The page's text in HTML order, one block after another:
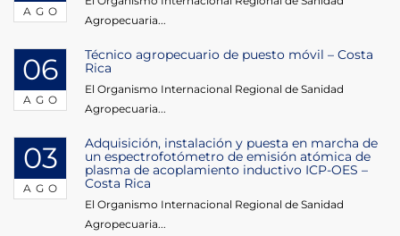
AGO
Agropecuaria...
06
AGO
Técnico agropecuario de puesto móvil – Costa
Rica
El Organismo Internacional Regional de Sanidad
Agropecuaria...
03
AGO
Adquisición, instalación y puesta en marcha de
un espectrofotómetro de emisión atómica de
plasma de acoplamiento inductivo ICP-OES –
Costa Rica
El Organismo Internacional Regional de Sanidad
Agropecuaria...